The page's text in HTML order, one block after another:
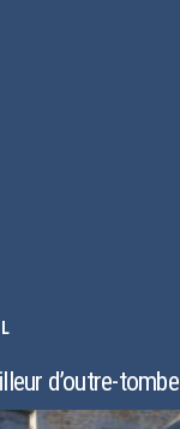
d’outre-tombe